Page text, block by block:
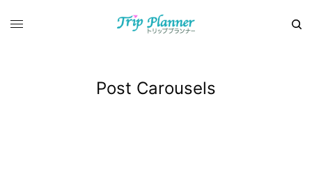
Post Carousels